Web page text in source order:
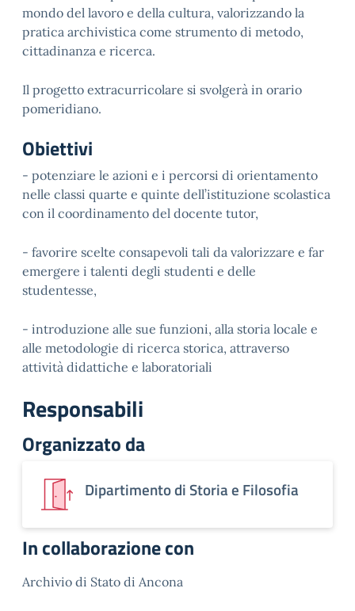
mondo del lavoro e della cultura, valorizzando la
pratica archivistica come strumento di metodo,
cittadinanza e ricerca.
Il progetto extracurricolare si svolgerà in orario
pomeridiano.
Obiettivi
- potenziare le azioni e i percorsi di orientamento
nelle classi quarte e quinte dell’istituzione scolastica
con il coordinamento del docente tutor,
- favorire scelte consapevoli tali da valorizzare e far
emergere i talenti degli studenti e delle
studentesse,
- introduzione alle sue funzioni, alla storia locale e
alle metodologie di ricerca storica, attraverso
attività didattiche e laboratoriali
Responsabili
Organizzato da
Dipartimento di Storia e Filosofia
In collaborazione con
Archivio di Stato di Ancona